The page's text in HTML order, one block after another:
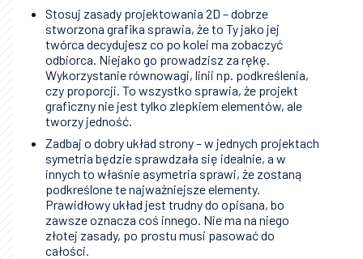
Stosuj zasady projektowania 2D – dobrze
stworzona grafika sprawia, że to Ty jako jej
twórca decydujesz co po kolei ma zobaczyć
odbiorca. Niejako go prowadzisz za rękę.
Wykorzystanie równowagi, linii np. podkreślenia,
czy proporcji. To wszystko sprawia, że projekt
graficzny nie jest tylko zlepkiem elementów, ale
tworzy jedność.
Zadbaj o dobry układ strony – w jednych projektach
symetria będzie sprawdzała się idealnie, a w
innych to właśnie asymetria sprawi, że zostaną
podkreślone te najważniejsze elementy.
Prawidłowy układ jest trudny do opisana, bo
zawsze oznacza coś innego. Nie ma na niego
złotej zasady, po prostu musi pasować do
całości.